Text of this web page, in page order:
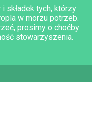
składek tych, którzy
w morzu potrzeb.
prosimy o choćby
stowarzyszenia.